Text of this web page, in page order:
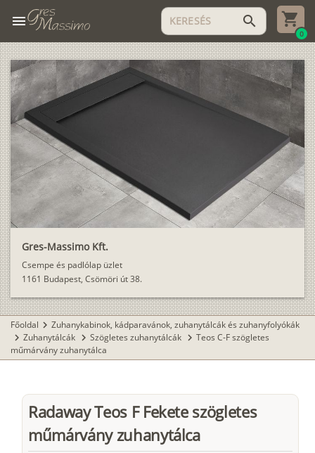
menu search
0
Gres-Massimo Kft.
Csempe és padlólap üzlet
1161 Budapest, Csömöri út 38.
Főoldal chevron_right Zuhanykabinok, kádparavánok, zuhanytálcák és zuhanyfolyókák
chevron_right Zuhanytálcák chevron_right Szögletes zuhanytálcák chevron_right Teos C-F szögletes
műmárvány zuhanytálca
Radaway Teos F Fekete szögletes
műmárvány zuhanytálca